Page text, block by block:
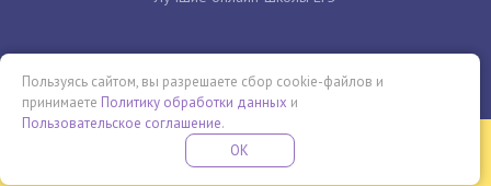
Бесплатная летняя школа
ПРОВЕДИ ЭТО ЛЕТО С ПОЛЬЗОЙ
Пользуясь сайтом, вы разрешаете сбор cookie-файлов и
принимаете Политику обработки данных и
Пользовательское соглашение.
OK